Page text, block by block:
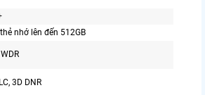
nhớ lên đến 512GB
3D DNR